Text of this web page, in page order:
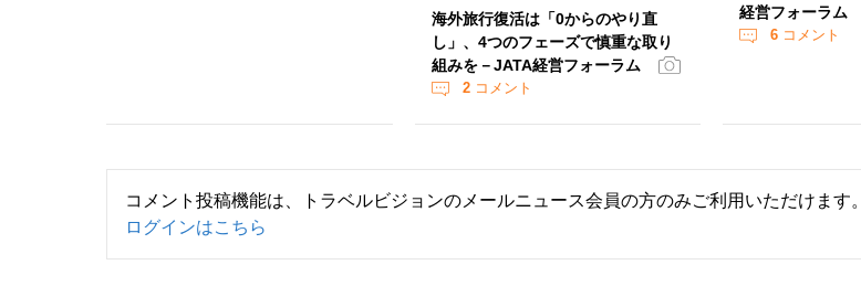
海外旅行復活は「0からのやり直
し」、4つのフェーズで慎重な取り
組みを－JATA経営フォーラム
2コメント
経営フォーラム
6 コメント
コメント投稿機能は、トラベルビジョンのメールニュース会員の方のみご利用いただけます。
ログインはこちら